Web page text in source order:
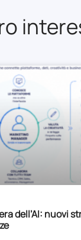
dell’AI: nuovi